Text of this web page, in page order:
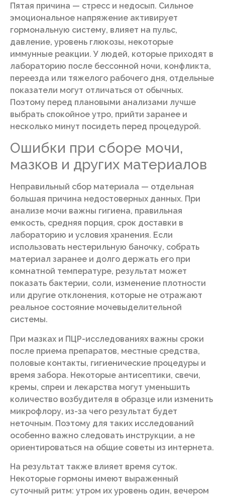
Пятая причина — стресс и недосып. Сильное
эмоциональное напряжение активирует
гормональную систему, влияет на пульс,
давление, уровень глюкозы, некоторые
иммунные реакции. У людей, которые приходят в
лабораторию после бессонной ночи, конфликта,
переезда или тяжелого рабочего дня, отдельные
показатели могут отличаться от обычных.
Поэтому перед плановыми анализами лучше
выбрать спокойное утро, прийти заранее и
несколько минут посидеть перед процедурой.
Ошибки при сборе мочи,
мазков и других материалов
Неправильный сбор материала — отдельная
большая причина недостоверных данных. При
анализе мочи важны гигиена, правильная
емкость, средняя порция, срок доставки в
лабораторию и условия хранения. Если
использовать нестерильную баночку, собрать
материал заранее и долго держать его при
комнатной температуре, результат может
показать бактерии, соли, изменение плотности
или другие отклонения, которые не отражают
реальное состояние мочевыделительной
системы.
При мазках и ПЦР-исследованиях важны сроки
после приема препаратов, местные средства,
половые контакты, гигиенические процедуры и
время забора. Некоторые антисептики, свечи,
кремы, спреи и лекарства могут уменьшить
количество возбудителя в образце или изменить
микрофлору, из-за чего результат будет
неточным. Поэтому для таких исследований
особенно важно следовать инструкции, а не
ориентироваться на общие советы из интернета.
На результат также влияет время суток.
Некоторые гормоны имеют выраженный
суточный ритм: утром их уровень один, вечером